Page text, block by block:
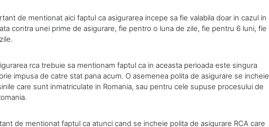
de mentionat aici faptul ca asigurarea incepe sa fie valabila doar in cazul in
contra unei prime de asigurare, fie pentro o luna de zile, fie pentru 6 luni, fie
rca trebuie sa mentionam faptul ca in aceasta perioada este singura
impusa de catre stat pana acum. O asemenea polita de asigurare se incheie
care sunt inmatriculate in Romania, sau pentru cele supuse procesului de
de mentionat faptul ca atunci cand se incheie polita de asigurare RCA care